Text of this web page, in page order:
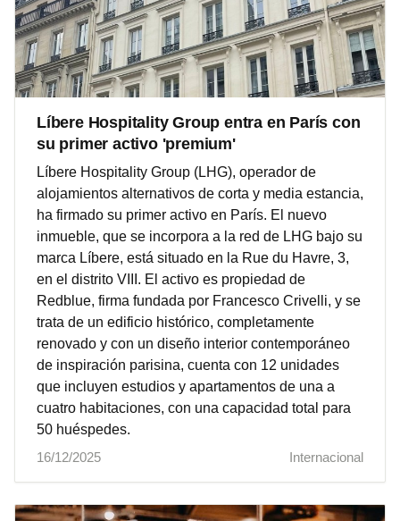
Líbere Hospitality Group entra en París con
su primer activo 'premium'
Líbere Hospitality Group (LHG), operador de
alojamientos alternativos de corta y media estancia,
ha firmado su primer activo en París. El nuevo
inmueble, que se incorpora a la red de LHG bajo su
marca Líbere, está situado en la Rue du Havre, 3,
en el distrito VIII. El activo es propiedad de
Redblue, firma fundada por Francesco Crivelli, y se
trata de un edificio histórico, completamente
renovado y con un diseño interior contemporáneo
de inspiración parisina, cuenta con 12 unidades
que incluyen estudios y apartamentos de una a
cuatro habitaciones, con una capacidad total para
50 huéspedes.
16/12/2025
Internacional